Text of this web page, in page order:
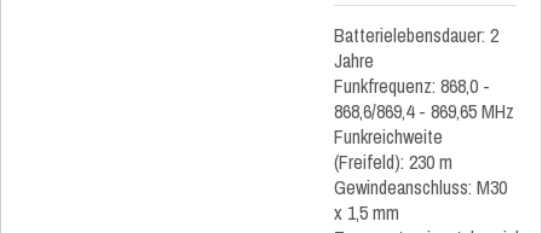
Batterielebensdauer: 2
Jahre
Funkfrequenz: 868,0 -
868,6/869,4 - 869,65 MHz
Funkreichweite
(Freifeld): 230 m
Gewindeanschluss: M30
x 1,5 mm